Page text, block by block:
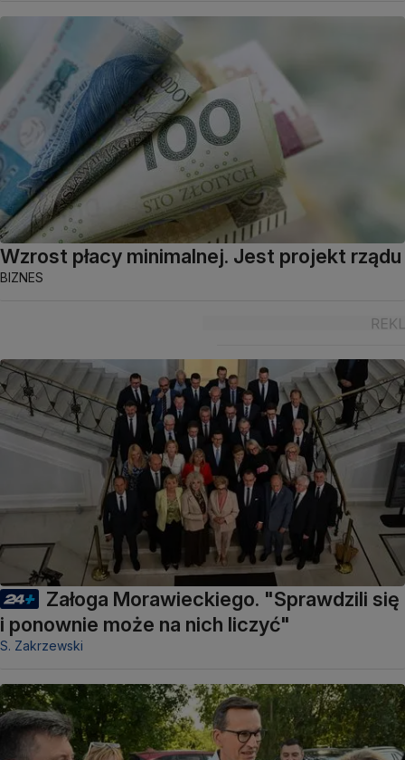
Wzrost płacy minimalnej. Jest projekt rządu
BIZNES
Załoga Morawieckiego. "Sprawdzili się
i ponownie może na nich liczyć"
S. Zakrzewski